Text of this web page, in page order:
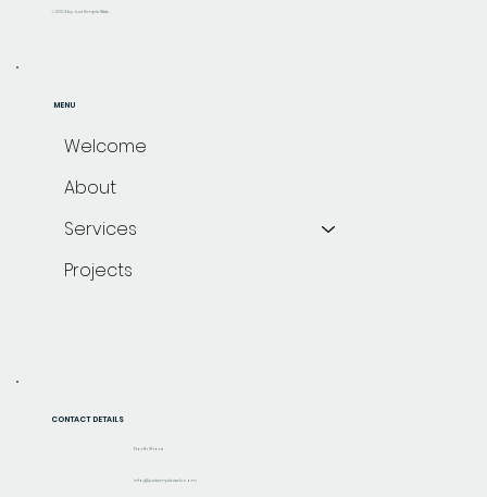
© 2024 by Just Simple Web.
CONTACT DETAILS
North Shore
info@justsimpleweb.com
MENU
Welcome
About
Services
Projects